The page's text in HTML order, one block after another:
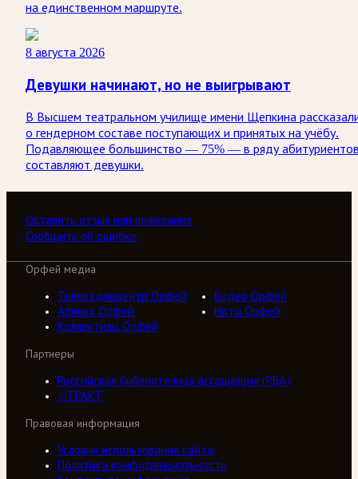
на единственном маршруте.
8 августа 2026
Девушки начинают, но не выигрывают
В Высшем театральном училище имени Щепкина
о гендерном составе поступающих и принятых на учёбу.
Подавляющее большинство — 75% — в ряду
составляют девушки.
Оставить отзыв или пожелание
Сообщить об ошибке
Орфей медиа
Телерадиоцентр Орфей
Видео Орфей
Афиша Орфей
Ноты Орфей
Коллективы Орфей
Партнеры
Российская библиотечная ассоциация (РБА)
///ТРАКТ
Правовая информация
Условия использования сайта
Политика конфиденциальности